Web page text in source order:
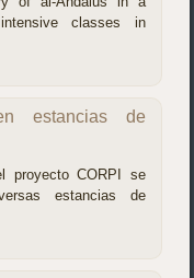
classes in
estancias de
proyecto CORPI se
estancias de